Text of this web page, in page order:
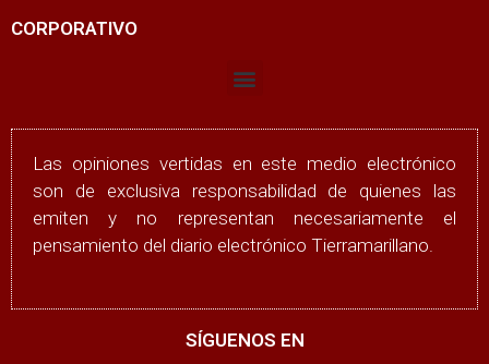
CORPORATIVO
Las opiniones vertidas en este medio electrónico
son de exclusiva responsabilidad de quienes las
emiten y no representan necesariamente el
pensamiento del diario electrónico Tierramarillano.
SÍGUENOS EN